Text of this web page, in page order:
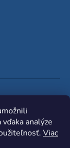
analýze
Viac